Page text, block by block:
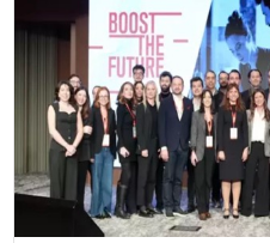
SPOR
YAŞAM